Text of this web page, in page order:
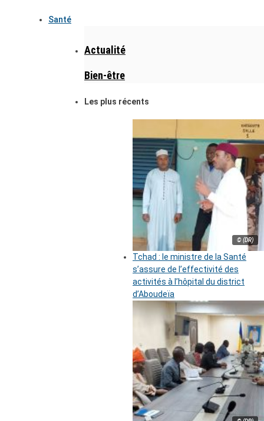
Santé
Actualité
Bien-être
Les plus récents
© (DR)
Tchad : le ministre de la Santé
s’assure de l’effectivité des
activités à l’hôpital du district
d’Aboudeïa